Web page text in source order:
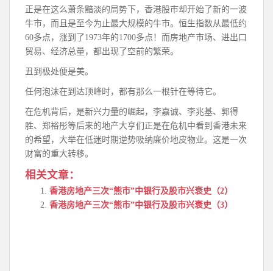
正是在这么萧条黯淡的局势下，香港股市却开始了新的一波
牛市，而且是至今为止最大规模的牛市。恒生指数从最低约
60多点，涨到了1973年的1700多点！而房地产市场、进出口
贸易、经济总量，都出现了空前的繁荣。
丑到极处便是美。
任何泡沫在到达顶峰时，都有那么一根针在等待它。
在危机背后，是新兴力量的崛起，李嘉诚、李兆基、郭得
胜、郑裕彤等后来的地产大亨们正是在危机中看到香港未来
的希望，大举在低迷时期逆势吸纳廉价地皮物业。这是一次
财富的重大转移。
相关文章：
香港房地产三次“熊市”中银行及股市兴衰史（2）
香港房地产三次“熊市”中银行及股市兴衰史（3）